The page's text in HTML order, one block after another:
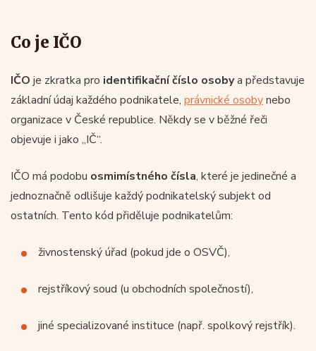
Co je IČO
IČO je zkratka pro identifikační číslo osobya představuje
základní údaj každého podnikatele, právnické osobynebo
organizace v České republice. Někdy se v běžné řeči
objevuje i jako „IČ“.
IČO má podobu osmimístného čísla, které je jedinečné a
jednoznačně odlišuje každý podnikatelský subjekt od
ostatních. Tento kód přiděluje podnikatelům:
živnostenský úřad (pokud jde o OSVČ),
rejstříkový soud (u obchodních společností),
jiné specializované instituce (např. spolkový rejstřík).